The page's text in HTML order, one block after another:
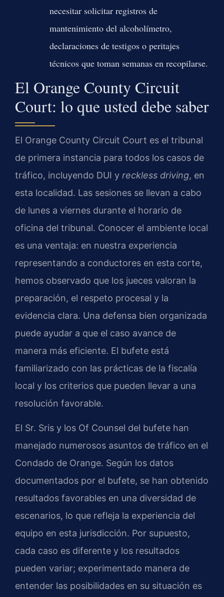
necesitar solicitar registros de
mantenimiento del alcoholímetro,
declaraciones de testigos o peritajes
técnicos que toman semanas en recopilarse.
El Orange County Circuit
Court: lo que usted debe saber
El Orange County Circuit Court es el tribunal
de primera instancia para todos los casos de
tráfico, incluyendo DUI y reckless driving, en
esta localidad. Las sesiones se llevan a cabo
de lunes a viernes durante el horario de
oficina del tribunal. Conocer el ambiente local
es una ventaja: en nuestra experiencia
representando a conductores en esta corte,
hemos observado que los jueces valoran la
preparación, el respeto procesal y la
evidencia clara. Una defensa bien organizada
puede ayudar a que el caso avance de
manera más eficiente. El bufete está
familiarizado con las prácticas de la fiscalía
local y los criterios que pueden llevar a una
resolución favorable.
El Sr. Sris y los Of Counsel del bufete han
manejado numerosos asuntos de tráfico en el
Condado de Orange. Según los datos
documentados por el bufete, se han obtenido
resultados favorables en una diversidad de
escenarios, lo que refleja la experiencia del
equipo en esta jurisdicción. Por supuesto,
cada caso es diferente y los resultados
pueden variar; experimentado manera de
entender las posibilidades en su situación es